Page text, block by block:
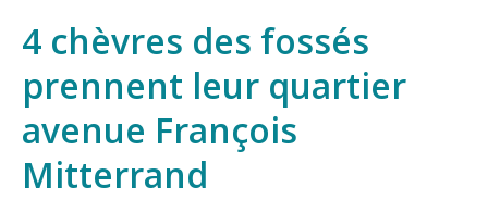
4 chèvres des fossés
prennent leur quartier
avenue François
Mitterrand